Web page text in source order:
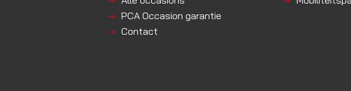
PCA Occasion garantie
Contact